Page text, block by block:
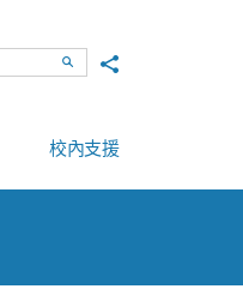
SearchShare to
校內支援